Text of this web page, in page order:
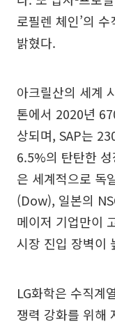
로필렌 체인’의
밝혔다.
아크릴산의 세계
톤에서 2020년
상되며, SAP는
6.5%의 탄탄한
은 세계적으로 독
(Dow), 일본의
메이저 기업만이
시장 진입 장벽이
LG화학은 수직계
쟁력 강화를 위해